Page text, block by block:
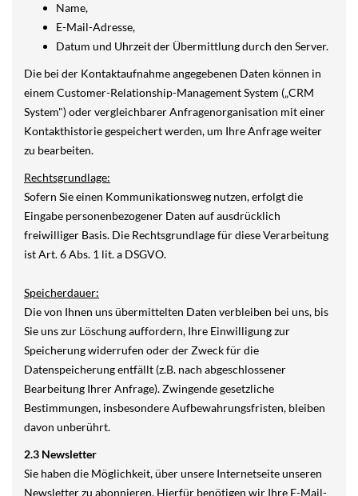
Name,
E-Mail-Adresse,
Datum und Uhrzeit der Übermittlung durch den Server.
Die bei der Kontaktaufnahme angegebenen Daten können in
einem Customer-Relationship-Management System („CRM
System") oder vergleichbarer Anfragenorganisation mit einer
Kontakthistorie gespeichert werden, um Ihre Anfrage weiter
zu bearbeiten.
Rechtsgrundlage:
Sofern Sie einen Kommunikationsweg nutzen, erfolgt die
Eingabe personenbezogener Daten auf ausdrücklich
freiwilliger Basis. Die Rechtsgrundlage für diese Verarbeitung
ist Art. 6 Abs. 1 lit. a DSGVO.
Speicherdauer:
Die von Ihnen uns übermittelten Daten verbleiben bei uns, bis
Sie uns zur Löschung auffordern, Ihre Einwilligung zur
Speicherung widerrufen oder der Zweck für die
Datenspeicherung entfällt (z.B. nach abgeschlossener
Bearbeitung Ihrer Anfrage). Zwingende gesetzliche
Bestimmungen, insbesondere Aufbewahrungsfristen, bleiben
davon unberührt.
2.3 Newsletter
Sie haben die Möglichkeit, über unsere Internetseite unseren
Newsletter zu abonnieren. Hierfür benötigen wir Ihre E-Mail-